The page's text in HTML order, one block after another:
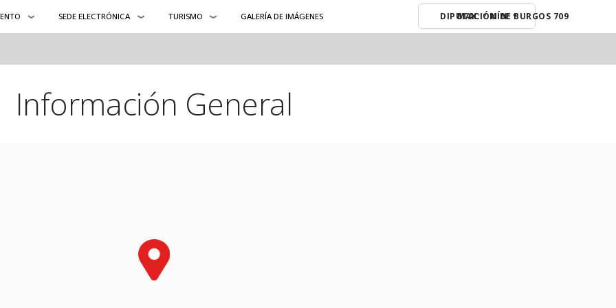
SEDE ELECTRÓNICA TURISMO GALERÍA DE IMÁGENES MAX: º MÍN: º
Información General